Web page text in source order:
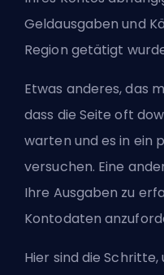
Geldausgaben und
Region getätigt
Etwas anderes, das
dass die Seite oft
warten und es in ein
versuchen. Eine
Ihre Ausgaben zu
Kontodaten
Hier sind die Schritte,